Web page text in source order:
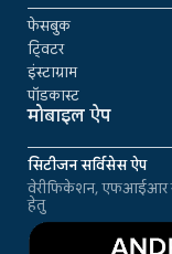
फेसबुक
ट्विटर
इंस्टाग्राम
पॉडकास्ट
मोबाइल ऐप
सिटीजन सर्विसेस ऐप
वेरीफिकेशन, एफआईआर
हेतु